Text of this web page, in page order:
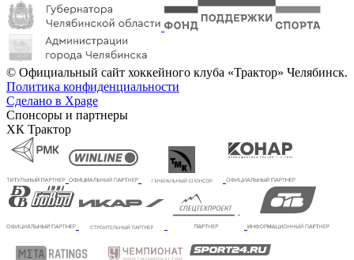
© Официальный сайт хоккейного клуба «Трактор» Челябинск.
Политика конфиденциальности
Сделано в Xpage
Спонсоры и партнеры
ХК Трактор